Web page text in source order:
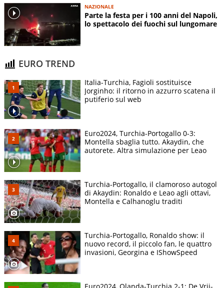
NAZIONALE
Parte la festa per i 100 anni del Napoli,
lo spettacolo dei fuochi sul lungomare
EURO TREND
Italia-Turchia, Fagioli sostituisce
Jorginho: il ritorno in azzurro scatena il
putiferio sul web
Euro2024, Turchia-Portogallo 0-3:
Montella sbaglia tutto. Akaydin, che
autorete. Altra simulazione per Leao
Turchia-Portogallo, il clamoroso autogol
di Akaydin: Ronaldo e Leao agli ottavi,
Montella e Calhanoglu traditi
Turchia-Portogallo, Ronaldo show: il
nuovo record, il piccolo fan, le quattro
invasioni, Georgina e IShowSpeed